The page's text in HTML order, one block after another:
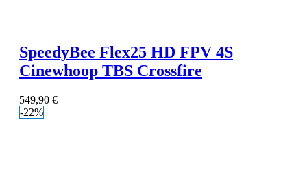
SpeedyBee Flex25 HD FPV 4S
Cinewhoop TBS Crossfire
549,90 €
-22%